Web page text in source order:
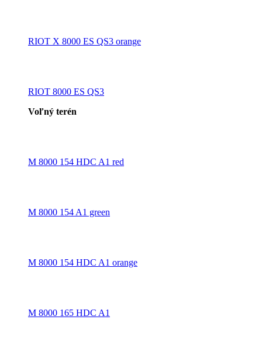
RIOT X 8000 ES QS3 orange
RIOT 8000 ES QS3
Voľný terén
M 8000 154 HDC A1 red
M 8000 154 A1 green
M 8000 154 HDC A1 orange
M 8000 165 HDC A1